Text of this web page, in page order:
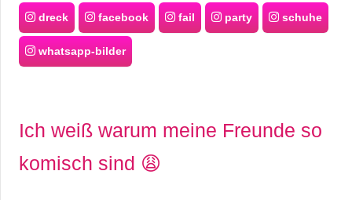
dreck facebook fail party schuhe
whatsapp-bilder
Ich weiß warum meine Freunde so
komisch sind 😩